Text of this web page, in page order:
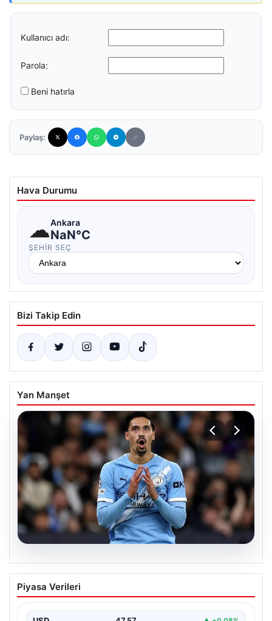
Kullanıcı adı:
Parola:
Beni hatırla
Paylaş:
Hava Durumu
☁Ankara
NaN°C
ŞEHIR SEÇ
Bizi Takip Edin
Yan Manşet
05.08.2026
Galatasaray’da orta sahaya dev isim!
Manchester City’nin yıldızı Tijjani
Piyasa Verileri